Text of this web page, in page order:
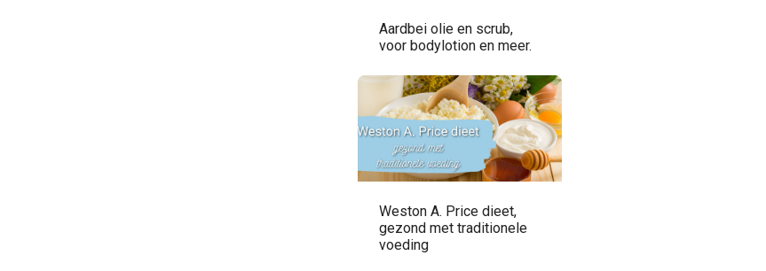
Aardbei olie en scrub,
voor bodylotion en meer.
Weston A. Price dieet,
gezond met traditionele
voeding